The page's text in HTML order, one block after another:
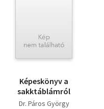
Képeskönyv a
sakktáblámról
Dr. Páros György